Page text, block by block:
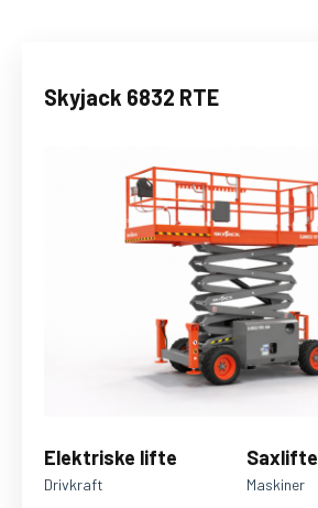
Skyjack 6832 RTE
Elektriske lifte
Drivkraft
Saxlifte
Maskiner